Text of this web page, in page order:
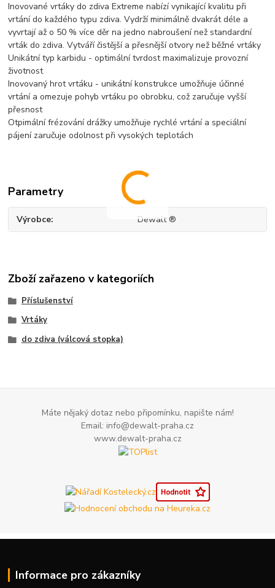
Inovované vrtáky do zdiva Extreme nabízí vynikající kvalitu při
vrtání do každého typu zdiva. Vydrží minimálně dvakrát déle a
vyvrtají až o 50 % více děr na jedno nabroušení než standardní
vrták do zdiva. Vytváří čistější a přesnější otvory než běžné vrtáky
Unikátní typ karbidu - optimální tvrdost maximalizuje provozní
životnost
Inovovaný hrot vrtáku - unikátní konstrukce umožňuje účinné
vrtání a omezuje pohyb vrtáku po obrobku, což zaručuje vyšší
přesnost
Otpimální frézování drážky umožňuje rychlé vrtání a speciální
pájení zaručuje odolnost při vysokých teplotách
Parametry
Výrobce Dewalt ®
Zboží zařazeno v kategoriích
Příslušenství
Vrtáky
do zdiva (válcová stopka)
Máte nějaký dotaz nebo připomínku, napište nám!
Email: info@dewalt-praha.cz
www.dewalt-praha.cz
Informace pro zákazníky